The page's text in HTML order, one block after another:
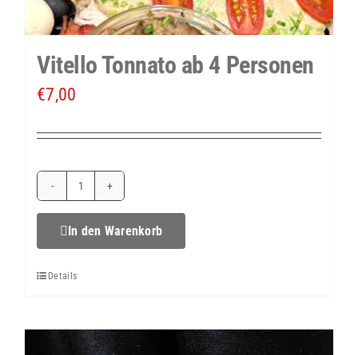
Vitello Tonnato ab 4 Personen
€7,00
Vitello
Tonnato
Menge
In den Warenkorb
Details